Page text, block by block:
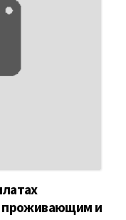
проживающим и